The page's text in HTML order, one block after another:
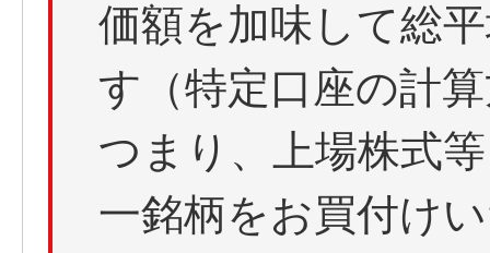
価額を加味して総
す（特定口座の計
つまり、上場株式
一銘柄をお買付け